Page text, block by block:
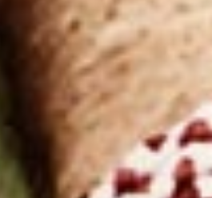
μας
προσεγγίζουμε τον
μας ως εξής:
δράσεις με ή χωρίς την
Οργανισμών
ενημέρωσης και
από τον εθελοντισμό, την
αλλά και συγκεκριμένα